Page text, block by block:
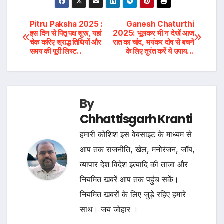
Post
navigation
Ganesh Chaturthi
2025: भूलकर भी न देखें आज
रात का चांद, भयंकर दोष से बचने
के लिए तुरंत करें ये उपाय…
Pitru Paksha 2025 :
इस दिन से पितृ पक्ष शुरू, यहां
चेक करिए श्राद्ध तिथियों और
समय की पूरी लिस्ट..
By
Chhattisgarh Kranti
हमारी कोशिश इस वेबसाइट के माध्यम से
आप तक राजनीति, खेल, मनोरंजन, जॉब,
व्यापार देश विदेश इत्यादि की ताजा और
नियमित खबरें आप तक पहुंच सकें।
नियमित खबरों के लिए जुड़े रहिए हमारे
साथ। जय जोहार ।